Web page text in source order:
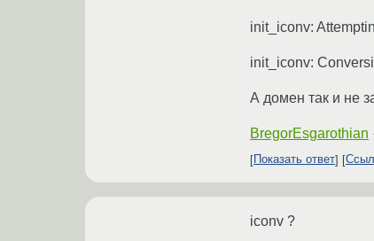
init_iconv:
init_iconv:
А домен так и не
BregorEsgarothian
Показать ответ
iconv ?